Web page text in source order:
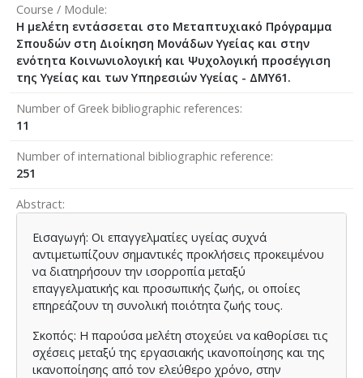
Course / Module
Η μελέτη εντάσσεται στο Μεταπτυχιακό Πρόγραμμα
Σπουδών στη Διοίκηση Μονάδων Υγείας και στην
ενότητα Κοινωνιολογική και Ψυχολογική προσέγγιση
της Υγείας και των Υπηρεσιών Υγείας - ΔΜΥ61.
Number of Greek bibliographic references
11
Number of international bibliographic reference
251
Abstract
Εισαγωγή: Οι επαγγελματίες υγείας συχνά
αντιμετωπίζουν σημαντικές προκλήσεις προκειμένου
να διατηρήσουν την ισορροπία μεταξύ
επαγγελματικής και προσωπικής ζωής, οι οποίες
επηρεάζουν τη συνολική ποιότητα ζωής τους.
Σκοπός: Η παρούσα μελέτη στοχεύει να καθορίσει τις
σχέσεις μεταξύ της εργασιακής ικανοποίησης και της
ικανοποίησης από τον ελεύθερο χρόνο, στην